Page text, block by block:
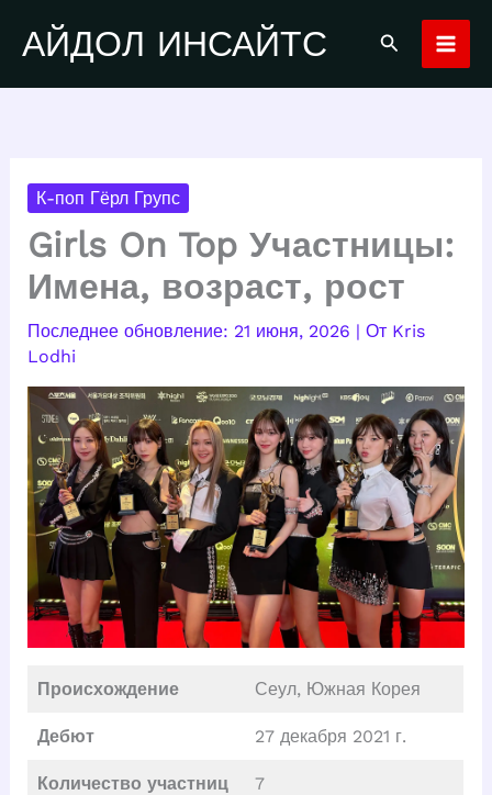
содержимому
АЙДОЛ ИНСАЙТС Поиск
К-поп Гёрл Групс
Girls On Top Участницы:
Имена, возраст, рост
21 июня, 2026 | От Kris
Lodhi
Происхождение Сеул, Южная Корея
Дебют 27 декабря 2021 г.
Количество участниц 7